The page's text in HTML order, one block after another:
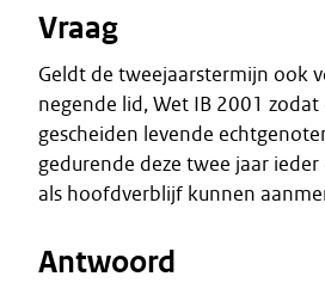
Vraag
Geldt de tweejaarstermijn ook
negende lid, Wet IB 2001 zodat
gescheiden levende
gedurende deze twee jaar
als hoofdverblijf kunnen
Antwoord